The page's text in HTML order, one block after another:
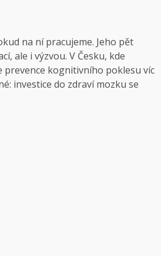
na ní pracujeme. Jeho pět
ale i výzvou. V Česku, kde
prevence kognitivního poklesu víc
investice do zdraví mozku se